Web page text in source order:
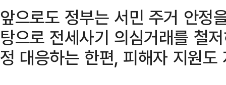
앞으로도 정부는 서민 주거 안정
탕으로 전세사기 의심거래를 철
정 대응하는 한편, 피해자 지원도